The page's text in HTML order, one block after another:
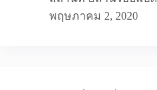
พฤษภาคม 2, 2020